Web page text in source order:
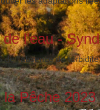
l'eau -
de l'absence de
Pêche 2023